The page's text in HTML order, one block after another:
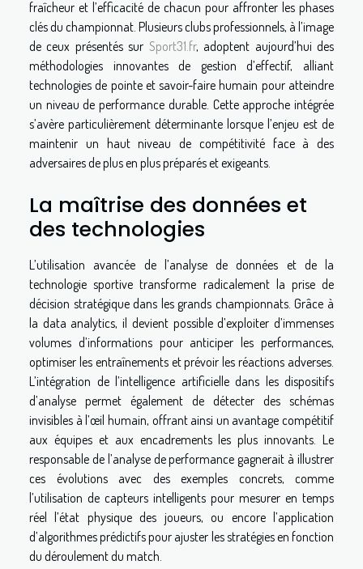
fraîcheur et l’efficacité de chacun pour affronter les phases
clés du championnat. Plusieurs clubs professionnels, à l’image
de ceux présentés sur Sport31.fr, adoptent aujourd’hui des
méthodologies innovantes de gestion d’effectif, alliant
technologies de pointe et savoir-faire humain pour atteindre
un niveau de performance durable. Cette approche intégrée
s’avère particulièrement déterminante lorsque l’enjeu est de
maintenir un haut niveau de compétitivité face à des
adversaires de plus en plus préparés et exigeants.
La maîtrise des données et
des technologies
L’utilisation avancée de l’analyse de données et de la
technologie sportive transforme radicalement la prise de
décision stratégique dans les grands championnats. Grâce à
la data analytics, il devient possible d’exploiter d’immenses
volumes d’informations pour anticiper les performances,
optimiser les entraînements et prévoir les réactions adverses.
L’intégration de l’intelligence artificielle dans les dispositifs
d’analyse permet également de détecter des schémas
invisibles à l’œil humain, offrant ainsi un avantage compétitif
aux équipes et aux encadrements les plus innovants. Le
responsable de l’analyse de performance gagnerait à illustrer
ces évolutions avec des exemples concrets, comme
l’utilisation de capteurs intelligents pour mesurer en temps
réel l’état physique des joueurs, ou encore l’application
d’algorithmes prédictifs pour ajuster les stratégies en fonction
du déroulement du match.